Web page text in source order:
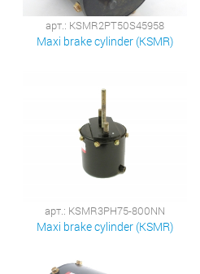
арт.: KSMR2PT50S45958
Maxi brake cylinder (KSMR)
арт.: KSMR3PH75-800NN
Maxi brake cylinder (KSMR)